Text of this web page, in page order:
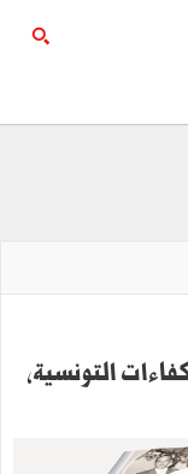
الكفاءات التونسية،